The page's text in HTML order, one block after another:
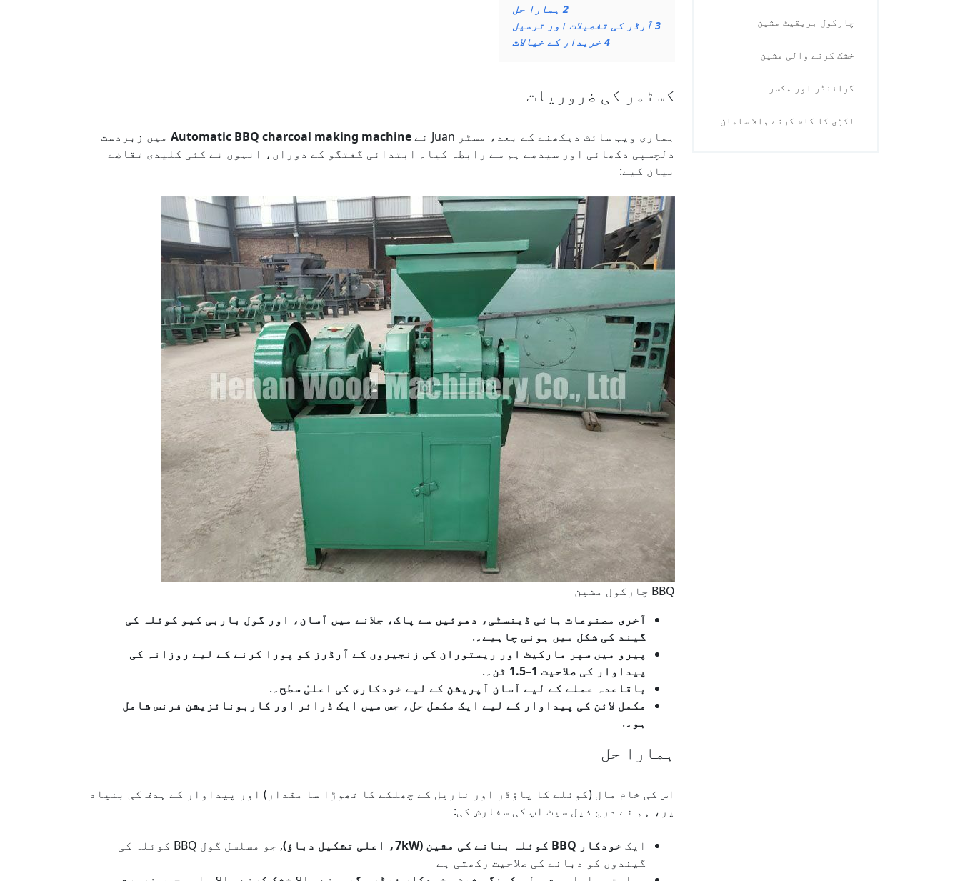
چارکول بریقیٹ مشین
خشک کرنے والی مشین
گرائنڈر اور مکسر
لکڑی کا کام کرنے والا سامان
2 ہمارا حل
3 آرڈر کی تفصیلات اور ترسیل
4 خریدار کے خیالات
کسٹمر کی ضروریات
ہماری ویب سائٹ دیکھنے کے بعد، مسٹر Juan نے Automatic BBQ charcoal making machine میں زبردست
دلچسپی دکھائی اور سیدھے ہم سے رابطہ کیا۔ ابتدائی گفتگو کے دوران، انہوں نے کئی کلیدی تقاضے
بیان کیے:
BBQ چارکول مشین
آخری مصنوعات ہائی ڈینسٹی، دھوئیں سے پاک، جلانے میں آسان، اور گول باربی کیو کوئلہ کی
گیند کی شکل میں ہونی چاہیے۔.
پیرو میں سپر مارکیٹ اور ریستوران کی زنجیروں کے آرڈرز کو پورا کرنے کے لیے روزانہ کی
پیداوار کی صلاحیت 1–1.5 ٹن۔
.
باقاعدہ عملے کے لیے آسان آپریشن کے لیے خودکاری کی اعلیٰ سطح۔.
مکمل لائن کی پیداوار کے لیے ایک مکمل حل، جس میں ایک ڈرائر اور کاربونائزیشن فرنس شامل
ہو۔.
ہمارا حل
اس کی خام مال (کوئلے کا پاؤڈر اور ناریل کے چھلکے کا تھوڑا سا مقدار) اور پیداوار کے ہدف کی بنیاد
پر، ہم نے درج ذیل سیٹ اپ کی سفارش کی:
ایک خودکار BBQ کوئلہ بنانے کی مشین (7kW، اعلی تشکیل دباؤ)
, جو مسلسل گول BBQ کوئلہ کی
گیندوں کو دبانے کی صلاحیت رکھتی ہے